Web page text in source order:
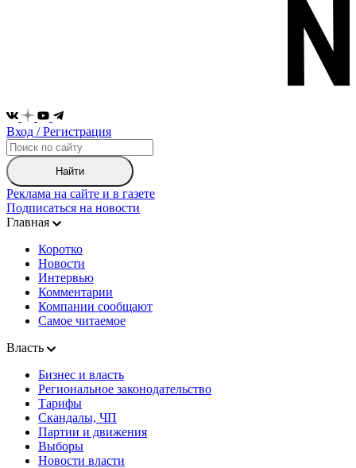
Вход / Регистрация
Найти
Реклама на сайте и в газете
Подписаться на новости
Главная
Коротко
Новости
Интервью
Комментарии
Компании сообщают
Самое читаемое
Власть
Бизнес и власть
Региональное законодательство
Тарифы
Скандалы, ЧП
Партии и движения
Выборы
Новости власти